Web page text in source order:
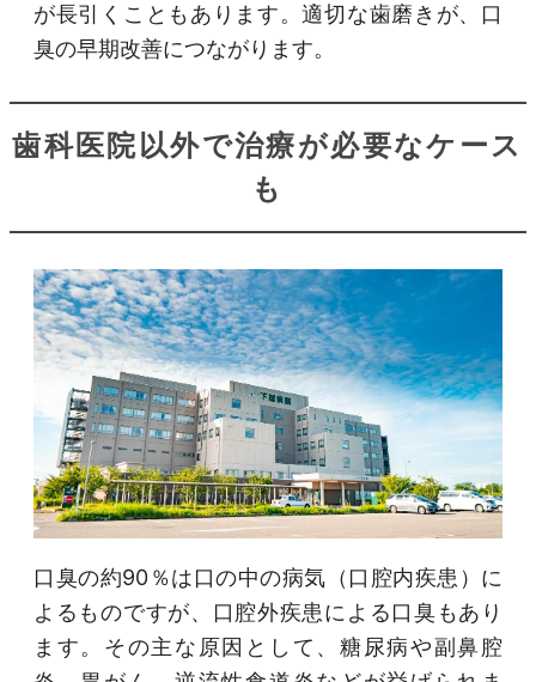
が長引くこともあります。適切な歯磨きが、口
臭の早期改善につながります。
歯科医院以外で治療が必要なケース
も
口臭の約90％は口の中の病気（口腔内疾患）に
よるものですが、口腔外疾患による口臭もあり
ます。その主な原因として、糖尿病や副鼻腔